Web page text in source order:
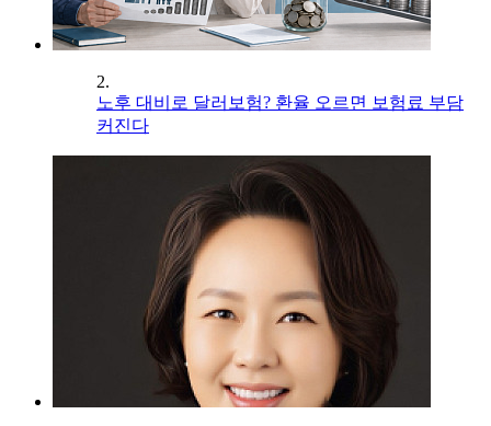
2.
노후 대비로 달러보험? 환율 오르면 보험료 부담
커진다